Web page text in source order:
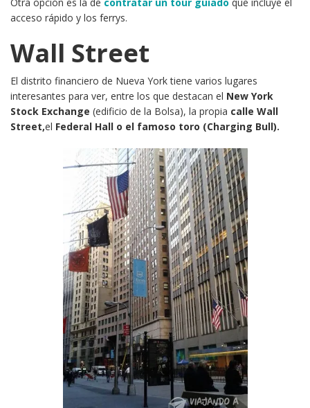
acceso rápido y los ferrys.
Wall Street
El distrito financiero de Nueva York tiene varios lugares
interesantes para ver, entre los que destacan el New York
Stock Exchange (edificio de la Bolsa), la propia calle Wall
Street,el Federal Hall o el famoso toro (Charging Bull).